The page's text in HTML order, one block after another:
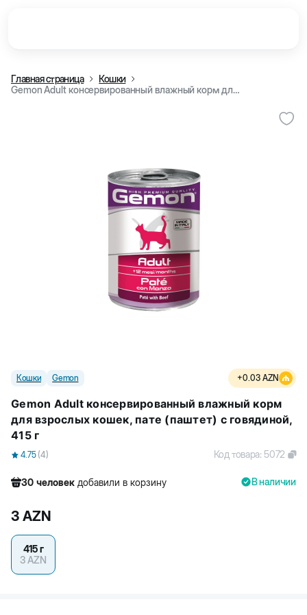
Главная страница
Кошки
Gemon Adult консервированный влажный корм для взрослых кошек, пате (паштет) с говядиной, 415 г
Кошки Gemon +0.03 AZN
Gemon Adult консервированный влажный корм
для взрослых кошек, пате (паштет) с говядиной,
415 г
4.75 (4) Код товара:5072
30 человек добавили в корзину
147 человек
В наличии
3 AZN
415 г
3AZN